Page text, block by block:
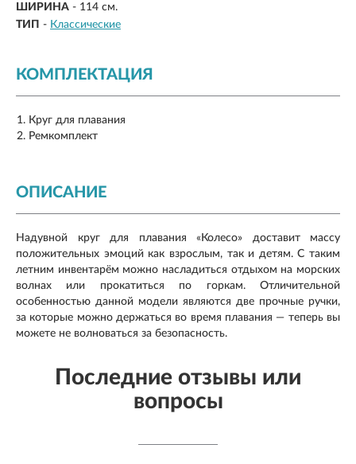
ШИРИНА - 114 см.
ТИП - Классические
КОМПЛЕКТАЦИЯ
Круг для плавания
Ремкомплект
ОПИСАНИЕ
Надувной круг для плавания «Колесо» доставит массу
положительных эмоций как взрослым, так и детям. С таким
летним инвентарём можно насладиться отдыхом на морских
волнах или прокатиться по горкам. Отличительной
особенностью данной модели являются две прочные ручки,
за которые можно держаться во время плавания — теперь вы
можете не волноваться за безопасность.
Последние отзывы или
вопросы